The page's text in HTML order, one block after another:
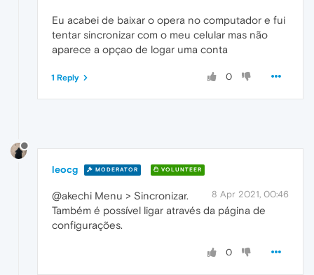
Eu acabei de baixar o opera no computador e fui
tentar sincronizar com o meu celular mas não
aparece a opçao de logar uma conta
0
1 Reply
leocg MODERATOR VOLUNTEER
8 Apr 2021, 00:46
@akechi Menu > Sincronizar.
Também é possível ligar através da página de
configurações.
0